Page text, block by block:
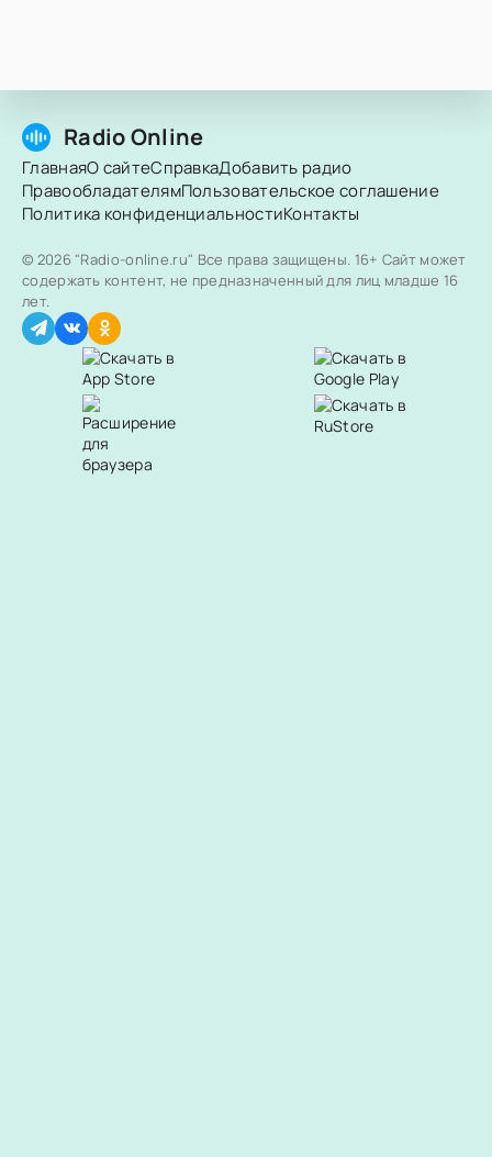
Radio Online
ГлавнаяО сайтеСправкаДобавить радио
ПравообладателямПользовательское соглашение
Политика конфиденциальностиКонтакты
© 2026 "Radio-online.ru" Все права защищены. 16+ Сайт может
содержать контент, не предназначенный для лиц младше 16
лет.